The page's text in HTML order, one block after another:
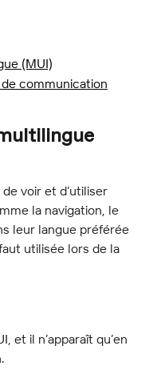
(MUI)
communication
voir et d’utiliser
la navigation, le
leur langue préférée
utilisée lors de la
et il n’apparaît qu’en